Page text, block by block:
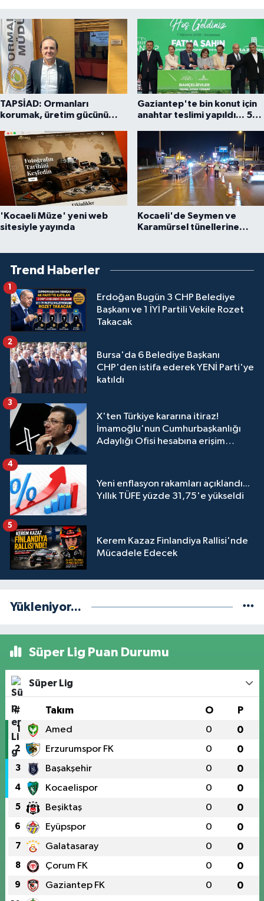
TAPSİAD: Ormanları
korumak, üretim gücünü
Gaziantep'te bin konut için
anahtar teslimi yapıldı... 5
'Kocaeli Müze' yeni web
sitesiyle yayında
Kocaeli'de Seymen ve
Karamürsel tünellerine
Trend Haberler
Erdoğan Bugün 3 CHP Belediye
Başkanı ve 1 İYİ Partili Vekile Rozet
Takacak
1
Bursa'da 6 Belediye Başkanı
CHP'den istifa ederek YENİ Parti'ye
katıldı
2
X'ten Türkiye kararına itiraz!
İmamoğlu'nun Cumhurbaşkanlığı
Adaylığı Ofisi hesabına erişim
3
Yeni enflasyon rakamları açıklandı...
Yıllık TÜFE yüzde 31,75'e yükseldi
4
Kerem Kazaz Finlandiya Rallisi'nde
Mücadele Edecek
5
Yükleniyor...
Süper Lig Puan Durumu
Süper Lig
# Takım O P
1 Amed 0 0
2 Erzurumspor FK 0 0
3 Başakşehir 0 0
4 Kocaelispor 0 0
5 Beşiktaş 0 0
6 Eyüpspor 0 0
7 Galatasaray 0 0
8 Çorum FK 0 0
9 Gaziantep FK 0 0